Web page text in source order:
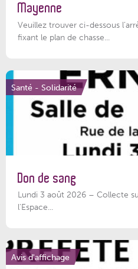
Mayenne
Veuillez trouver ci-dessous
fixant le plan de chasse...
Santé - Solidarité
Don de sang
Lundi 3 août 2026 – Collecte
l'Espace...
Avis d'affichage